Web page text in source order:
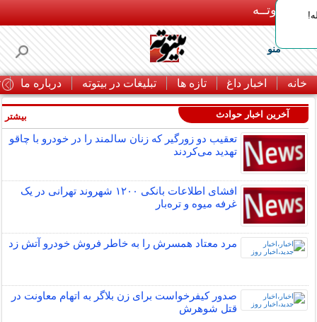
بـیتوتــه
منو
خانه اخبار داغ تازه ها تبلیغات در بیتوته درباره ما
آخرین اخبار حوادث
تعقیب دو زورگیر که زنان سالمند را در خودرو با چاقو
تهدید می‌کردند
افشای اطلاعات بانکی ۱۲۰۰ شهروند تهرانی در یک
غرفه میوه و تره‌بار
مرد معتاد همسرش را به خاطر فروش خودرو آتش زد
صدور کیفرخواست برای زن بلاگر به اتهام معاونت در
قتل شوهرش
بیشتر